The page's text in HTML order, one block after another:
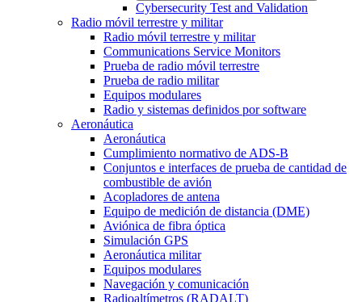
Cybersecurity Test and Validation
Radio móvil terrestre y militar
Radio móvil terrestre y militar
Communications Service Monitors
Prueba de radio móvil terrestre
Prueba de radio militar
Equipos modulares
Radio y sistemas definidos por software
Aeronáutica
Aeronáutica
Cumplimiento normativo de ADS-B
Conjuntos e interfaces de prueba de cantidad de
combustible de avión
Acopladores de antena
Equipo de medición de distancia (DME)
Aviónica de fibra óptica
Simulación GPS
Aeronáutica militar
Equipos modulares
Navegación y comunicación
Radioaltímetros (RADALT)